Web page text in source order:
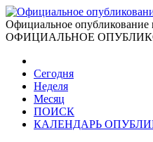
Официальное опубликование
ОФИЦИАЛЬНОЕ
Сегодня
Неделя
Месяц
ПОИСК
КАЛЕНДАРЬ